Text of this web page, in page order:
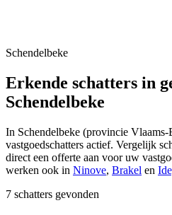
Schendelbeke
Erkende schatters in
Schendelbeke
In Schendelbeke (provincie Vlaams-
vastgoedschatters actief. Vergelijk
direct een offerte aan voor uw
werken ook in Ninove, Brakel en
7 schatters gevonden